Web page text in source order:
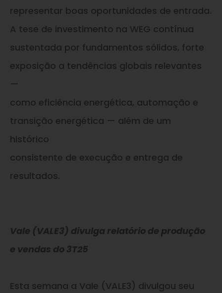
representar boas oportunidades de entrada.
A tese de investimento na WEG contínua
sustentada por fundamentos sólidos, forte
exposição a tendências globais relevantes
—
como eficiência energética, automação e
transição energética — além de um
histórico
consistente de execução e entrega de
resultados.
Vale (VALE3) divulga relatório de produção
e vendas do 3T25
Esta semana a Vale (VALE3) divulgou seu